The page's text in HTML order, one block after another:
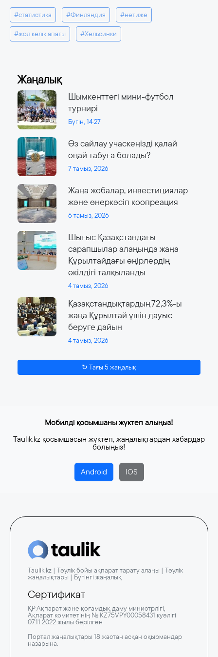
#статистика #Финляндия #нәтиже
#жол көлік апаты #Хельсинки
Жаңалық
Шымкенттегі мини-футбол
турнирі
Бүгін, 14:27
Өз сайлау учаскеңізді қалай
оңай табуға болады?
7 тамыз, 2026
Жаңа жобалар, инвестициялар
және өнеркәсіп коопреация
6 тамыз, 2026
Шығыс Қазақстандағы
сарапшылар алаңында жаңа
Құрылтайдағы өңірлердің
өкілдігі талқыланды
4 тамыз, 2026
Қазақстандықтардың 72,3%-ы
жаңа Құрылтай үшін дауыс
беруге дайын
4 тамыз, 2026
↻ Тағы 5 жаңалық
Мобилді қосымшаны жүктеп алыңыз!
Taulik.kz қосымшасын жүктеп, жаңалықтардан хабардар
болыңыз!
Android IOS
Taulik.kz | Тәулік бойы ақпарат тарату алаңы | Тәулік
жаңалықтары | Бүгінгі жаңалық
Сертификат
ҚР Ақпарат және қоғамдық даму министрлігі,
Ақпарат комитетінің № KZ75VPY00058431 куәлігі
07.11.2022 жылы берілген
Портал жаңалықтары 18 жастан асқан оқырмандар
назарына.